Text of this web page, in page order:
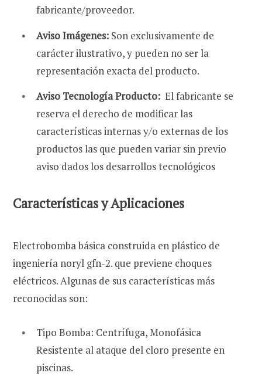
fabricante/proveedor.
Aviso Imágenes: Son exclusivamente de
carácter ilustrativo, y pueden no ser la
representación exacta del producto.
Aviso Tecnología Producto: El fabricante se
reserva el derecho de modificar las
características internas y/o externas de los
productos las que pueden variar sin previo
aviso dados los desarrollos tecnológicos
Características y Aplicaciones
Electrobomba básica construida en plástico de
ingeniería noryl gfn-2. que previene choques
eléctricos. Algunas de sus características más
reconocidas son:
Tipo Bomba: Centrífuga, Monofásica
Resistente al ataque del cloro presente en
piscinas.